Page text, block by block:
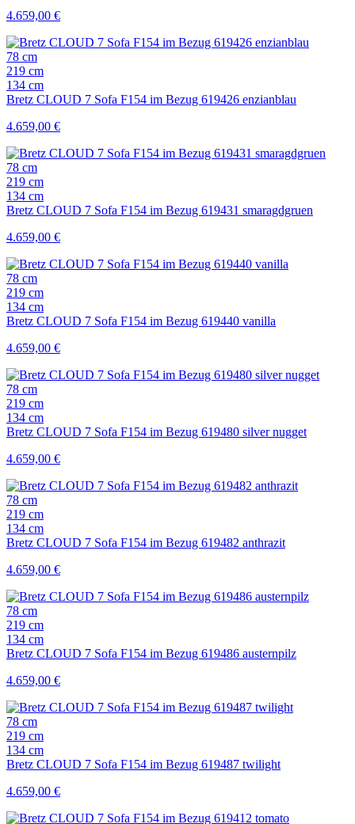
4.659,00 €
78 cm
219 cm
134 cm
Bretz CLOUD 7 Sofa F154 im Bezug 619426 enzianblau
4.659,00 €
78 cm
219 cm
134 cm
Bretz CLOUD 7 Sofa F154 im Bezug 619431 smaragdgruen
4.659,00 €
78 cm
219 cm
134 cm
Bretz CLOUD 7 Sofa F154 im Bezug 619440 vanilla
4.659,00 €
78 cm
219 cm
134 cm
Bretz CLOUD 7 Sofa F154 im Bezug 619480 silver nugget
4.659,00 €
78 cm
219 cm
134 cm
Bretz CLOUD 7 Sofa F154 im Bezug 619482 anthrazit
4.659,00 €
78 cm
219 cm
134 cm
Bretz CLOUD 7 Sofa F154 im Bezug 619486 austernpilz
4.659,00 €
78 cm
219 cm
134 cm
Bretz CLOUD 7 Sofa F154 im Bezug 619487 twilight
4.659,00 €